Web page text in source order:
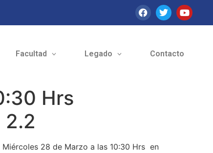
Facultad Legado Contacto
Hrs
2.2
Miércoles 28 de Marzo a las 10:30 Hrs en